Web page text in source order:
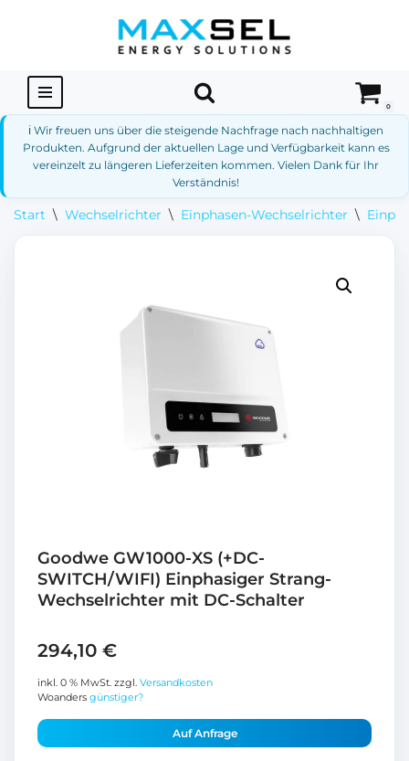
springen
0
ℹ️ Wir freuen uns über die steigende Nachfrage nach nachhaltigen
Produkten. Aufgrund der aktuellen Lage und Verfügbarkeit kann es
vereinzelt zu längeren Lieferzeiten kommen. Vielen Dank für Ihr
Verständnis!
Start \ Wechselrichter \ Einphasen-Wechselrichter \
Goodwe GW1000-XS (+DC-
SWITCH/WIFI) Einphasiger Strang-
Wechselrichter mit DC-Schalter
294,10 €
inkl. 0 % MwSt. zzgl. Versandkosten
Woanders günstiger?
Auf Anfrage